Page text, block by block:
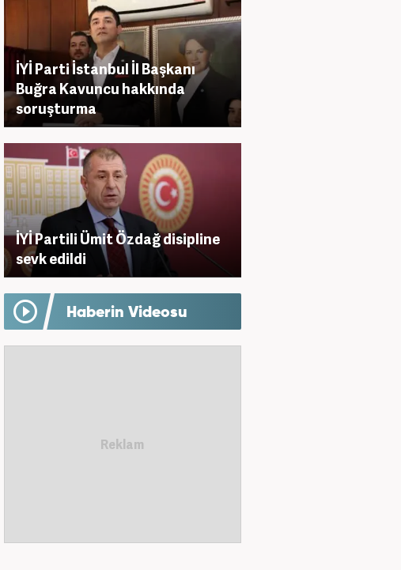
İYİ Parti İstanbul İl Başkanı
Buğra Kavuncu hakkında
soruşturma
İYİ Partili Ümit Özdağ disipline
sevk edildi
Haberin Videosu